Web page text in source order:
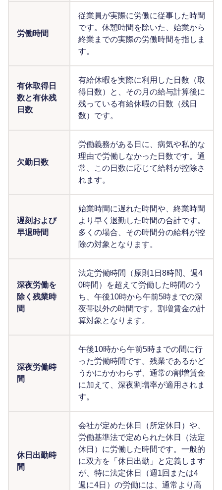
労働時間
従業員が実際に労働に従事した時間
です。休憩時間を除いた、始業から
終業までの実際の労働時間を指しま
す。
有休取得日
数と有休残
日数
有給休暇を実際に利用した日数（取
得日数）と、その月の給与計算後に
残っている有給休暇の日数（残日
数）です。
欠勤日数
労働義務がある日に、病気や私的な
理由で労働しなかった日数です。通
常、この日数に応じて給料が控除さ
れます。
遅刻および
早退時間
始業時間に遅れた時間や、終業時間
より早く退勤した時間の合計です。
多くの場合、その時間分の給料が控
除の対象となります。
深夜労働を
除く残業時
間
法定労働時間（原則1日8時間、週4
0時間）を超えて労働した時間のう
ち、午後10時から午前5時までの深
夜帯以外の時間です。割増賃金の計
算対象となります。
深夜労働時
間
午後10時から午前5時までの間に行
った労働時間です。残業であるかど
うかにかかわらず、通常の割増賃金
に加えて、深夜割増率が適用されま
す。
休日出勤時
間
会社が定めた休日（所定休日）や、
労働基準法で定められた休日（法定
休日）に労働した時間です。一般的
に双方を「休日出勤」と定義します
が、特に法定休日（週1回または4
週に4日）の労働には、通常より高